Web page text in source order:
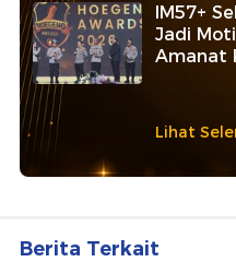
IM57+
Jadi
Amanat
Lihat
Berita Terkait